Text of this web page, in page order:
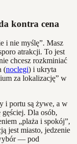
kontra cena
i nie myślę”. Masz
atrakcji. To jest
chcesz rozkminiać
(noclegi) i ukryta
za lokalizację” w
i portu są żywe, a w
Dla osób,
„plaża i spokój”,
jest miasto, jedzenie
— pod